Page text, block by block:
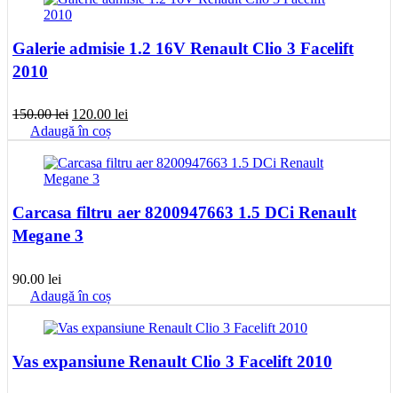
Galerie admisie 1.2 16V Renault Clio 3 Facelift
2010
150.00lei Prețul
inițial
a
fost:
150.00 lei.
120.00 lei
este:
120.00 lei.
Adaugă în coș
Carcasa filtru aer 8200947663 1.5 DCi Renault
Megane 3
90.00 lei
Adaugă în coș
Vas expansiune Renault Clio 3 Facelift 2010